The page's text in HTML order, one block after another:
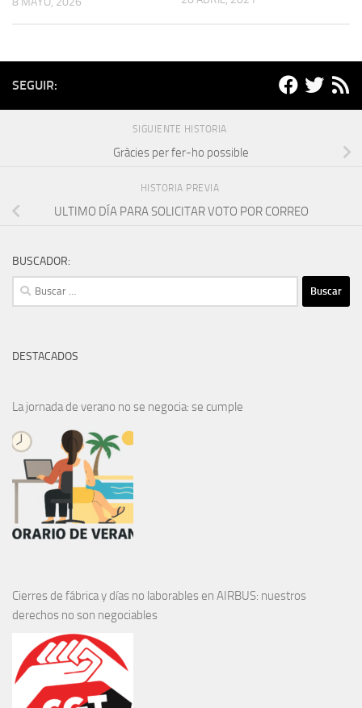
SEGUIR:
SIGUIENTE HISTORIA
Gràcies per fer-ho possible
HISTORIA PREVIA
ULTIMO DÍA PARA SOLICITAR VOTO POR CORREO
BUSCADOR:
Buscar:
DESTACADOS
La jornada de verano no se negocia: se cumple
Cierres de fábrica y días no laborables en AIRBUS: nuestros
derechos no son negociables